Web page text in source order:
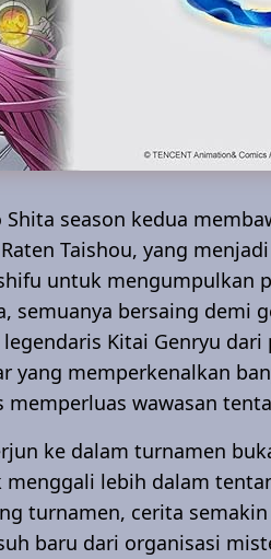
season kedua
Taishou, yang
untuk mengumpulkan
semuanya bersaing demi
Kitai Genryu
yang memperkenalkan
wawasan
ke dalam turnamen
lebih dalam
turnamen, cerita
baru dari organisasi